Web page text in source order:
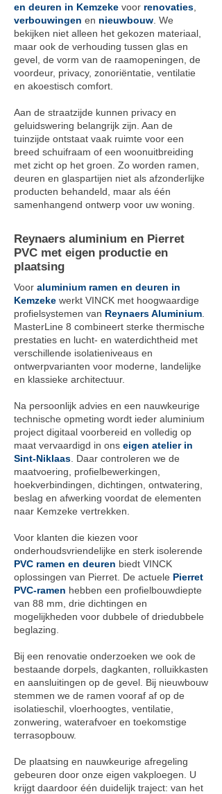
en deuren in Kemzeke voor renovaties
verbouwingen en nieuwbouw . We
bekijken niet alleen het gekozen materiaal,
maar ook de verhouding tussen glas en
gevel, de vorm van de raamopeningen, de
voordeur, privacy, zonoriëntatie, ventilatie
en akoestisch comfort.
Aan de straatzijde kunnen privacy en
geluidswering belangrijk zijn. Aan de
tuinzijde ontstaat vaak ruimte voor een
breed schuifraam of een woonuitbreiding
met zicht op het groen. Zo worden ramen,
deuren en glaspartijen niet als afzonderlijke
producten behandeld, maar als één
samenhangend ontwerp voor uw woning.
Reynaers aluminium en Pierret
PVC met eigen productie en
plaatsing
Voor aluminium ramen en deuren in
Kemzeke werkt VINCK met hoogwaardige
profielsystemen van Reynaers Aluminium
MasterLine 8 combineert sterke thermische
prestaties en lucht- en waterdichtheid met
verschillende isolatieniveaus en
ontwerpvarianten voor moderne, landelijke
en klassieke architectuur.
Na persoonlijk advies en een nauwkeurige
technische opmeting wordt ieder aluminium
project digitaal voorbereid en volledig op
maat vervaardigd in ons eigen atelier in
Sint-Niklaas . Daar controleren we de
maatvoering, profielbewerkingen,
hoekverbindingen, dichtingen, ontwatering,
beslag en afwerking voordat de elementen
naar Kemzeke vertrekken.
Voor klanten die kiezen voor
onderhoudsvriendelijke en sterk isolerende
PVC ramen en deuren biedt VINCK
oplossingen van Pierret. De actuele Pierret
PVC-ramen hebben een profielbouwdiepte
van 88 mm, drie dichtingen en
mogelijkheden voor dubbele of driedubbele
beglazing.
Bij een renovatie onderzoeken we ook de
bestaande dorpels, dagkanten, rolluikkasten
en aansluitingen op de gevel. Bij nieuwbouw
stemmen we de ramen vooraf af op de
isolatieschil, vloerhoogtes, ventilatie,
zonwering, waterafvoer en toekomstige
terrasopbouw.
De plaatsing en nauwkeurige afregeling
gebeuren door onze eigen vakploegen. U
krijgt daardoor één duidelijk traject: van het